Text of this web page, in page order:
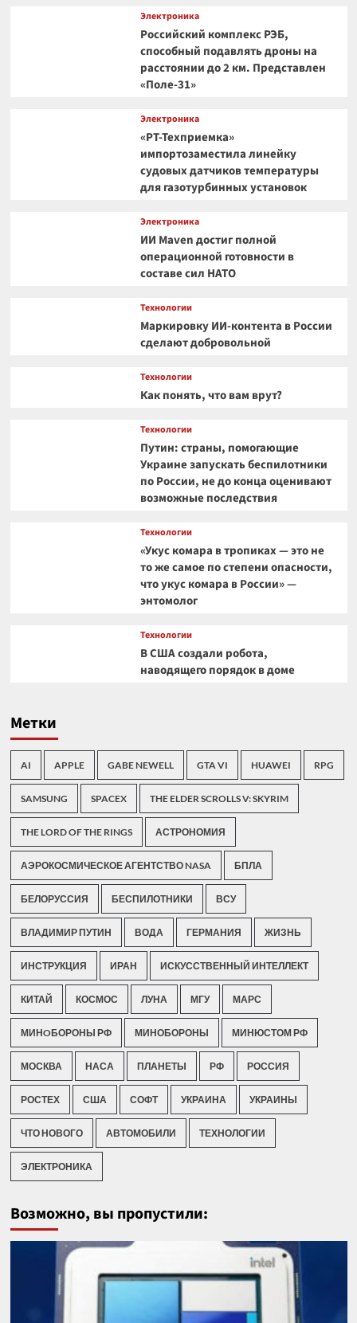
Электроника
Российский комплекс РЭБ,
способный подавлять дроны на
расстоянии до 2 км. Представлен
«Поле-31»
Электроника
«РТ-Техприемка»
импортозаместила линейку
судовых датчиков температуры
для газотурбинных установок
Электроника
ИИ Maven достиг полной
операционной готовности в
составе сил НАТО
Технологии
Маркировку ИИ-контента в России
сделают добровольной
Технологии
Как понять, что вам врут?
Технологии
Путин: страны, помогающие
Украине запускать беспилотники
по России, не до конца оценивают
возможные последствия
Технологии
«Укус комара в тропиках — это не
то же самое по степени опасности,
что укус комара в России» —
энтомолог
Технологии
В США создали робота,
наводящего порядок в доме
Метки
AI APPLE GABE NEWELL GTA VI HUAWEI RPG
SAMSUNG SPACEX THE ELDER SCROLLS V: SKYRIM
THE LORD OF THE RINGS АСТРОНОМИЯ
АЭРОКОСМИЧЕСКОЕ АГЕНТСТВО NASA БПЛА
БЕЛОРУССИЯ БЕСПИЛОТНИКИ ВСУ
ВЛАДИМИР ПУТИН ВОДА ГЕРМАНИЯ ЖИЗНЬ
ИНСТРУКЦИЯ ИРАН ИСКУССТВЕННЫЙ ИНТЕЛЛЕКТ
КИТАЙ КОСМОС ЛУНА МГУ МАРС
МИНOБОРОНЫ РФ МИНОБОРОНЫ МИНЮСТОМ РФ
МОСКВА НАСА ПЛАНЕТЫ РФ РОССИЯ
РОСТЕХ США СОФТ УКРАИНА УКРАИНЫ
ЧТО НОВОГО АВТОМОБИЛИ ТЕХНОЛОГИИ
ЭЛЕКТРОНИКА
Возможно, вы пропустили: